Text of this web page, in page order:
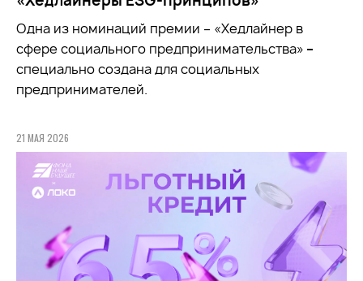
Одна из номинаций премии – «Хедлайнер в
сфере социального предпринимательства» –
специально создана для социальных
предпринимателей.
21 МАЯ 2026